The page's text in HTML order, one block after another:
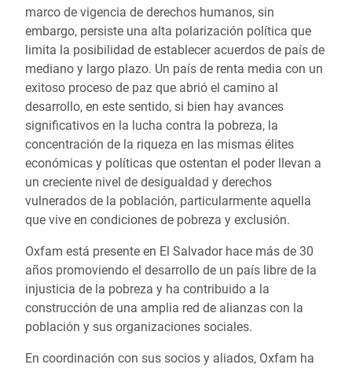
marco de vigencia de derechos humanos, sin
embargo, persiste una alta polarización política que
limita la posibilidad de establecer acuerdos de país de
mediano y largo plazo. Un país de renta media con un
exitoso proceso de paz que abrió el camino al
desarrollo, en este sentido, si bien hay avances
significativos en la lucha contra la pobreza, la
concentración de la riqueza en las mismas élites
económicas y políticas que ostentan el poder llevan a
un creciente nivel de desigualdad y derechos
vulnerados de la población, particularmente aquella
que vive en condiciones de pobreza y exclusión.
Oxfam está presente en El Salvador hace más de 30
años promoviendo el desarrollo de un país libre de la
injusticia de la pobreza y ha contribuido a la
construcción de una amplia red de alianzas con la
población y sus organizaciones sociales.
En coordinación con sus socios y aliados, Oxfam ha